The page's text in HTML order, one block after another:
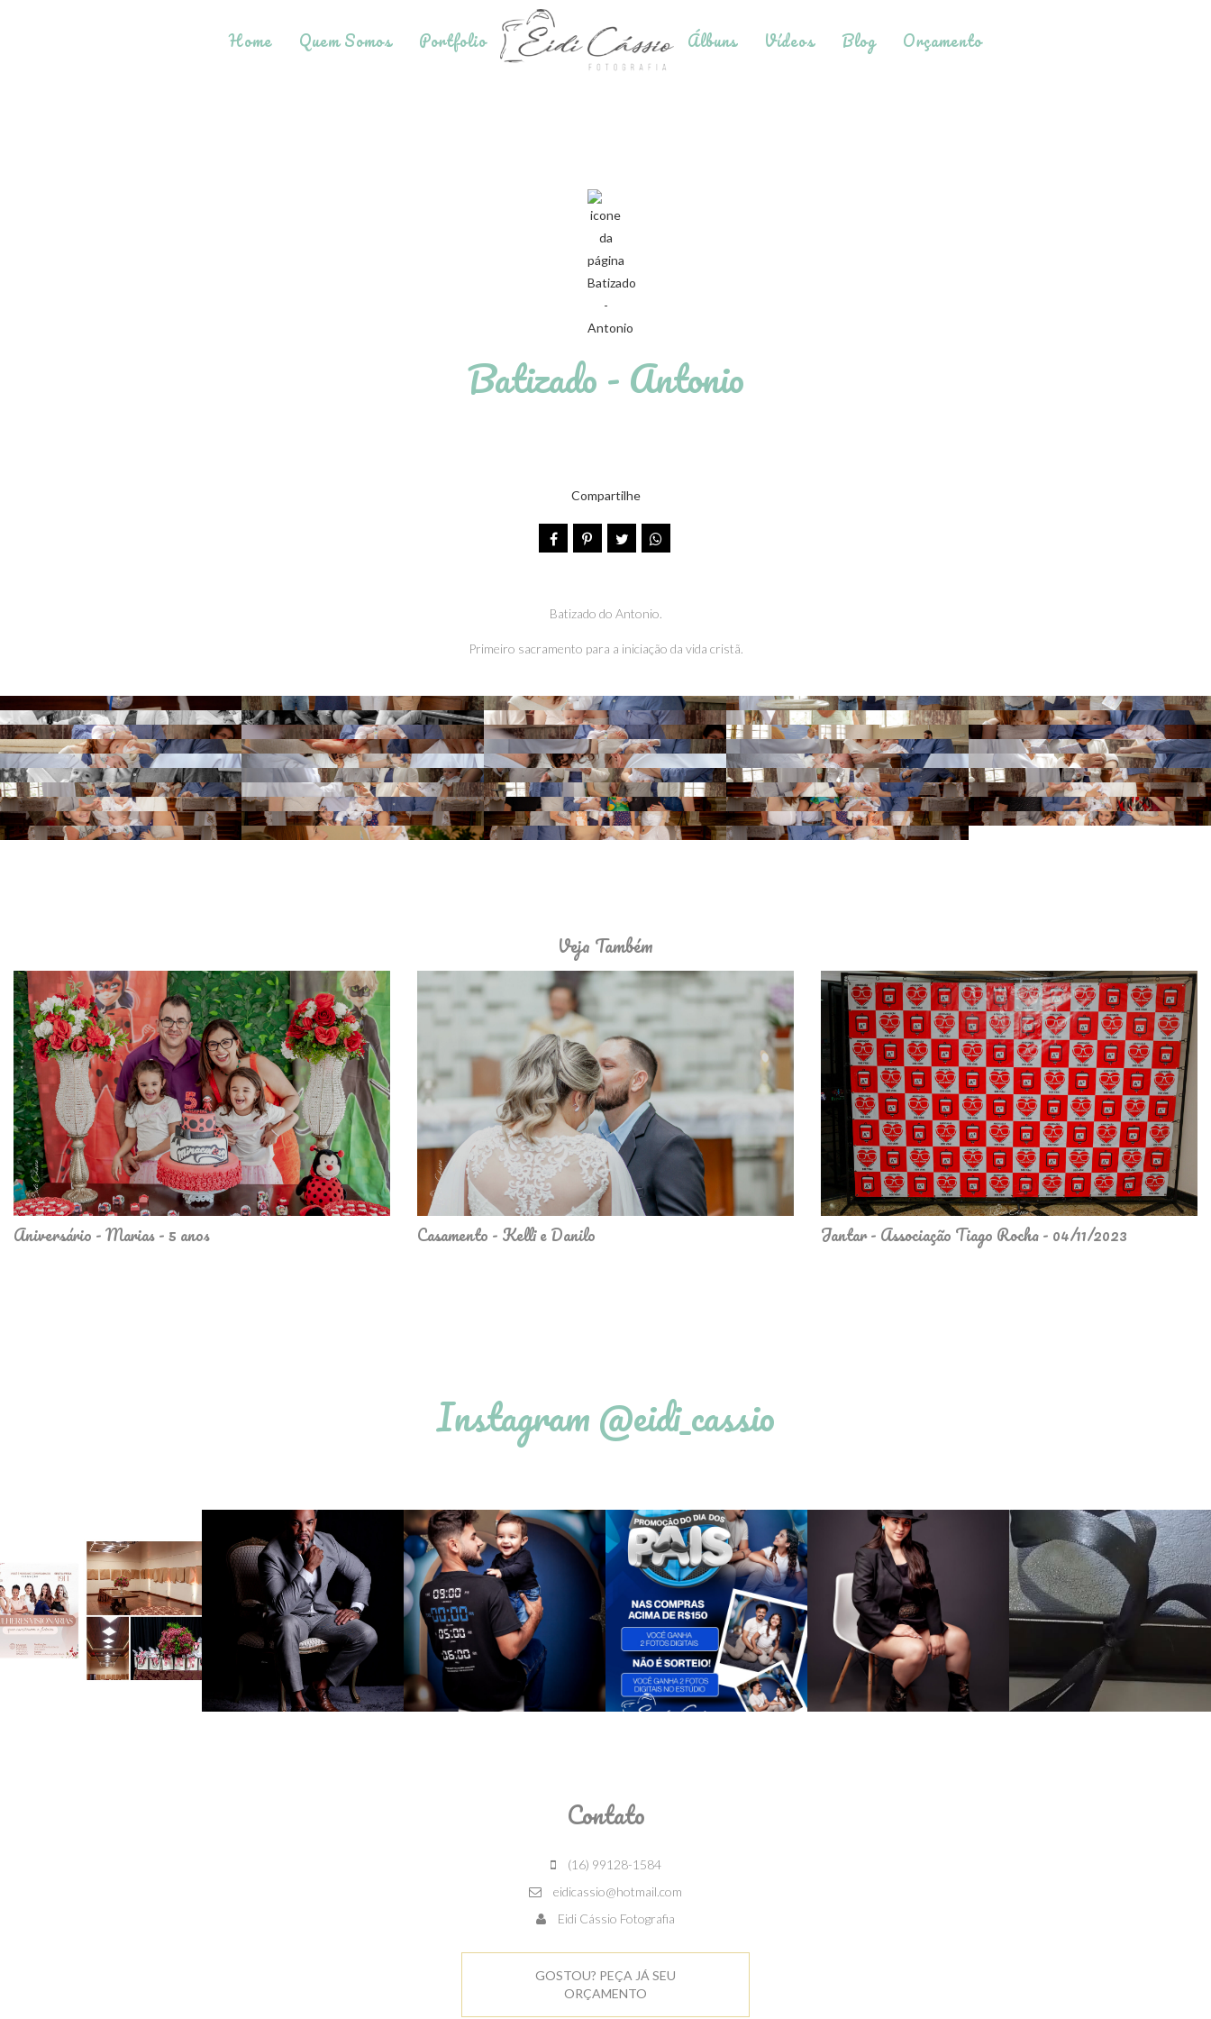
Home Quem Somos Portfolio Álbuns Vídeos Blog Orçamento
Batizado - Antonio
Compartilhe
Batizado do Antonio.
Primeiro sacramento para a iniciação da vida cristã.
Veja Também
Aniversário - Marias - 5 anos Casamento - Kelli e Danilo Jantar - Associação Tiago Rocha - 04/11/2023
Instagram @eidi_cassio
Contato
(16) 99128-1584
eidicassio@hotmail.com
Eidi Cássio Fotografia
GOSTOU? PEÇA JÁ SEU
ORÇAMENTO